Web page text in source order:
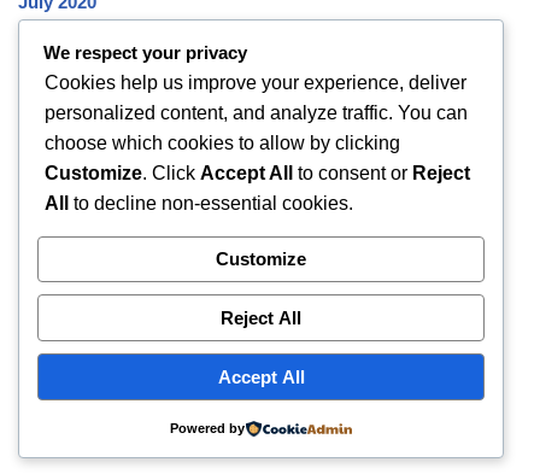
June 2020
May 2020
April 2020
March 2020
February 2020
December 2019
We respect your privacy
Cookies help us improve your experience, deliver
personalized content, and analyze traffic. You can
choose which cookies to allow by clicking
Customize. Click Accept All to consent or Reject
All
to decline non-essential cookies.
Customize
Reject All
Accept All
Powered by